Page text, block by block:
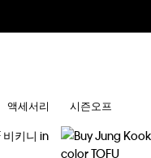
액세서리 시즌오프